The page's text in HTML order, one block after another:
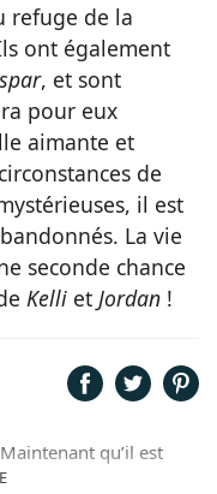
refuge de la
ont également
, et sont
pour eux
aimante et
de
il est
La vie
seconde chance
Kelli et Jordan !
qu’il est
qu’il découvre sur le